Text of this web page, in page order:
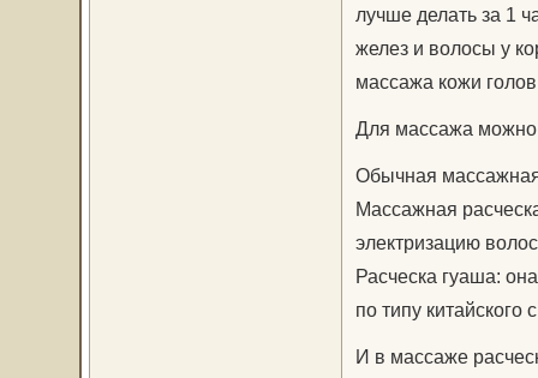
лучше делать за 1
желез и волосы у
массажа кожи
Для массажа можно
Обычная
Массажная
электризацию
Расческа гуаша:
по типу китайского
И в массаже